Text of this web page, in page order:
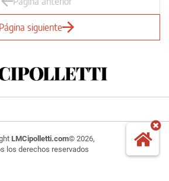
Página siguiente
LMCipolletti.com© 2026,
los derechos reservados